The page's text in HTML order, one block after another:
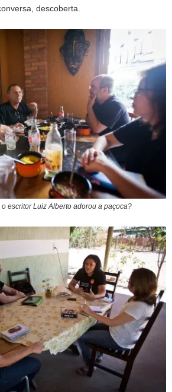
descoberta.
escritor Luiz Alberto adorou a paçoca?